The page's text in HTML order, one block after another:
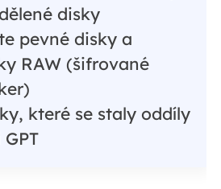
disky
pevné disky a
RAW (šifrované
které se staly oddíly